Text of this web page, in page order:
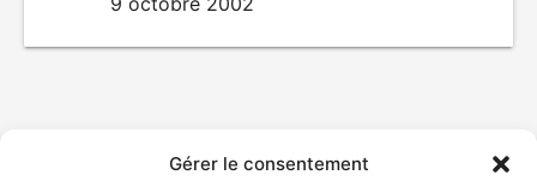
Gérer le consentement